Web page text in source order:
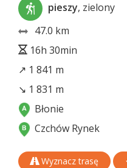
pieszy, zielony
47.0 km
16h 30min
↗ 1 841 m
↘ 1 831 m
Błonie
Czchów Rynek
Wyznacz trasę